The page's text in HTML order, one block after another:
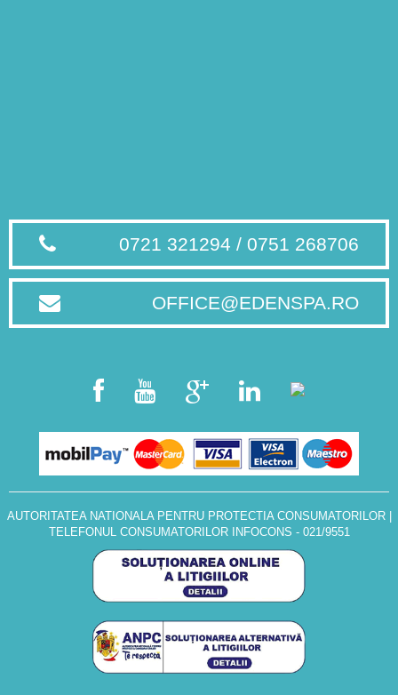
0721 321294 / 0751 268706
OFFICE@EDENSPA.RO
AUTORITATEA NATIONALA PENTRU PROTECTIA CONSUMATORILOR|
TELEFONUL CONSUMATORILOR INFOCONS - 021/9551